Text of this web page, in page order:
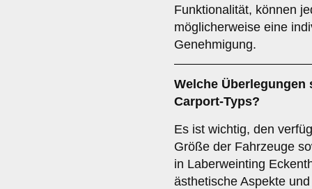
Funktionalität, können
möglicherweise eine
Genehmigung.
Welche
Carport-Typs?
Es ist wichtig, den
Größe der Fahrzeuge
in Laberweinting
ästhetische Aspekte